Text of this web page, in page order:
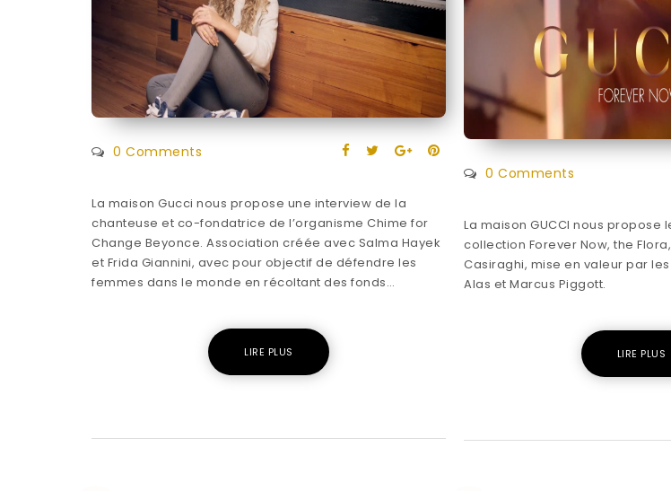
0 Comments
La maison Gucci nous propose une interview de la
chanteuse et co-fondatrice de l’organisme Chime for
Change Beyonce. Association créée avec Salma Hayek
et Frida Giannini, avec pour objectif de défendre les
femmes dans le monde en récoltant des fonds…
LIRE PLUS
0 Comments
La maison GUCCI nous propose
collection Forever Now, the
Casiraghi, mise en valeur par
Alas et Marcus Piggott.
LIRE PLUS